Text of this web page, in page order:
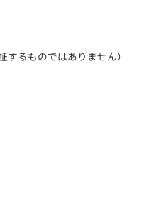
するものではありません）